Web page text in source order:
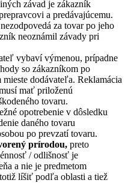
závad je zákazník
a predávajúcemu.
nezodpovedá za tovar po jeho
neoznámil závady pri
vybaví výmenou, prípadne
so zákazníkom po
dodávateľa. Reklamácia
mať priloženú
tovaru.
opotrebenie v dôsledku
daného tovaru
po prevzatí tovaru.
prírodou, preto
/ odlišnosť je
a nie je predmetom
líšiť podľa oblasti a tiež